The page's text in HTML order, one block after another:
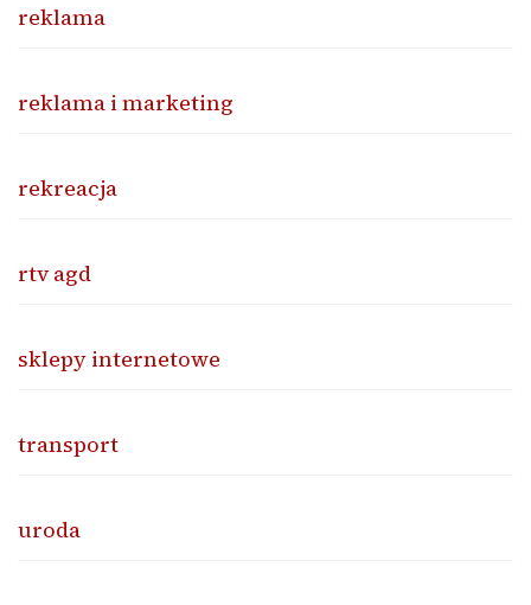
reklama
reklama i marketing
rekreacja
rtv agd
sklepy internetowe
transport
uroda